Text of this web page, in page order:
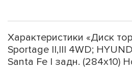
Характеристики «Диск
Sportage II,III 4WD;
Santa Fe I задн. (284x10)